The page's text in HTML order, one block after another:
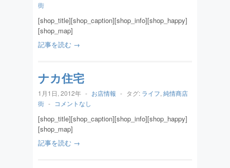
街
[shop_title][shop_caption][shop_info][shop_happy]
[shop_map]
記事を読む →
ナカ住宅
1月1日, 2012年 - お店情報 - タグ: ライフ, 純情商店
街 - コメントなし
[shop_title][shop_caption][shop_info][shop_happy]
[shop_map]
記事を読む →